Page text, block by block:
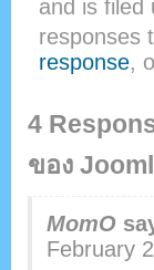
and is filed
responses
response,
4
ของ
MomO
February